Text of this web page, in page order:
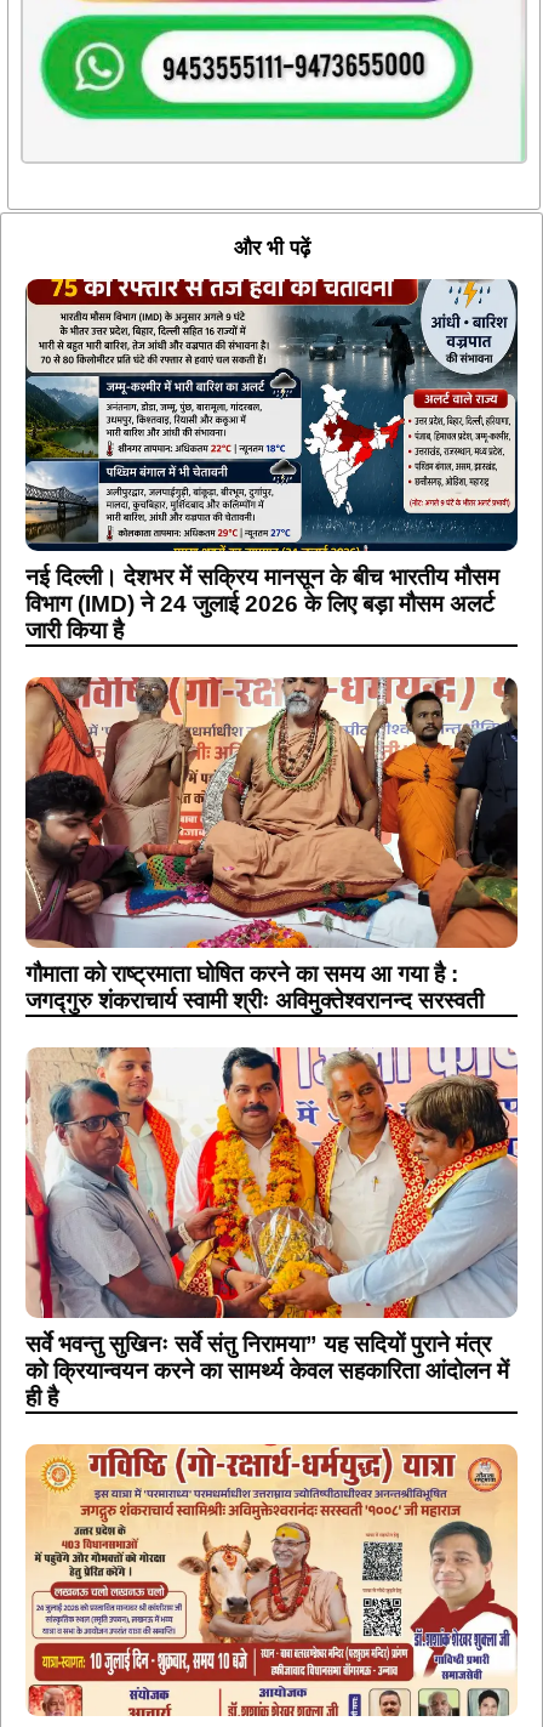
और भी पढ़ें
नई दिल्ली। देशभर में सक्रिय मानसून के बीच भारतीय मौसम
विभाग (IMD) ने 24 जुलाई 2026 के लिए बड़ा मौसम अलर्ट
जारी किया है
गौमाता को राष्ट्रमाता घोषित करने का समय आ गया है :
जगद्गुरु शंकराचार्य स्वामी श्रीः अविमुक्तेश्वरानन्द सरस्वती
सर्वे भवन्तु सुखिनः सर्वे संतु निरामया” यह सदियों पुराने मंत्र
को क्रियान्वयन करने का सामर्थ्य केवल सहकारिता आंदोलन में
ही है